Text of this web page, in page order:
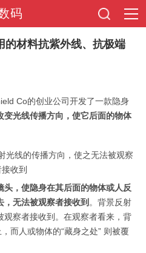
码
首页
的材料抗紫外线、抗极端
Co的创业公司开发了一款隐身
变光线传播方向，使它后面的物体
光线的传播方向，使之无法被观察
收到
头，使隐身在其后面的物体或人反
无法被观察者接收到 。背景反射
观察者接收到。在观察者看来，背
而人或物体的“藏身之处” 则被覆